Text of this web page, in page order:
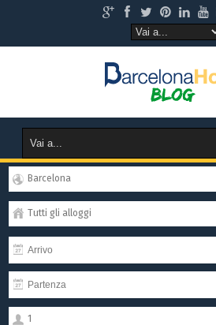
Barcelona
Tutti gli alloggi
1